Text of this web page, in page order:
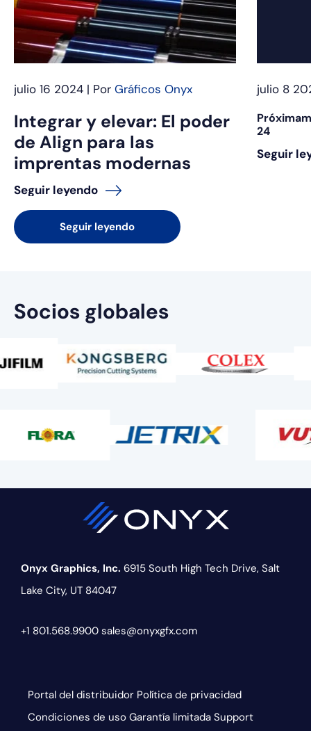
julio 16 2024 | Por Gráficos Onyx
Integrar y elevar: El poder
de Align para las
imprentas modernas
Seguir leyendo
julio 8
24
Seguir
Seguir leyendo
Socios globales
Onyx Graphics, Inc. 6915 South High Tech Drive, Salt
Lake City, UT 84047
+1 801.568.9900 sales@onyxgfx.com
Portal del distribuidor Política de privacidad
Condiciones de uso Garantía limitada Support